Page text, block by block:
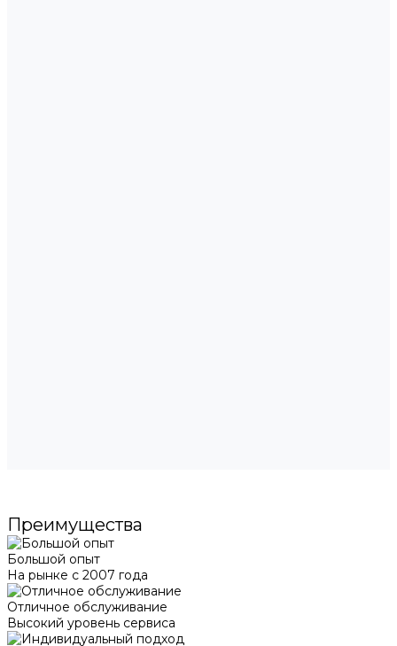
Преимущества
Большой опыт
На рынке с 2007 года
Отличное обслуживание
Высокий уровень сервиса